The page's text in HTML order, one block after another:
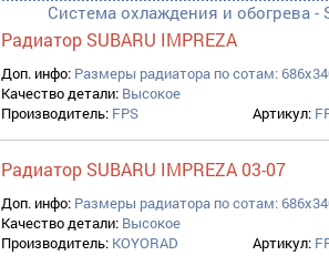
Система охлаждения и обогрева -
Радиатор SUBARU IMPREZA
Доп. инфо: Размеры радиатора по сотам:
Качество детали: Высокое
Производитель: FPS Артикул:
Радиатор SUBARU IMPREZA 03-07
Доп. инфо: Размеры радиатора по сотам:
Качество детали: Высокое
Производитель: KOYORAD Артикул: